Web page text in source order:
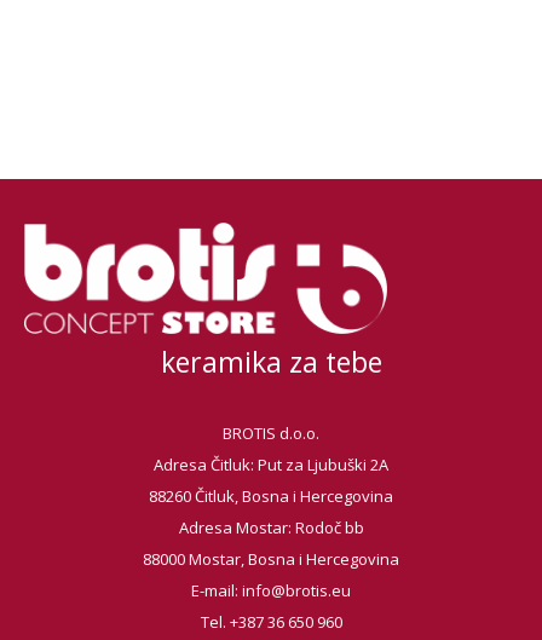
keramika za tebe
BROTIS d.o.o.
Adresa Čitluk: Put za Ljubuški 2A
88260 Čitluk, Bosna i Hercegovina
Adresa Mostar: Rodoč bb
88000 Mostar, Bosna i Hercegovina
E-mail: info@brotis.eu
Tel. +387 36 650 960